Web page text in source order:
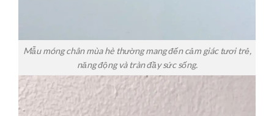
Mẫu móng chân mùa hè thường mang đến cảm giác tươi trẻ,
năng động và tràn đầy sức sống.